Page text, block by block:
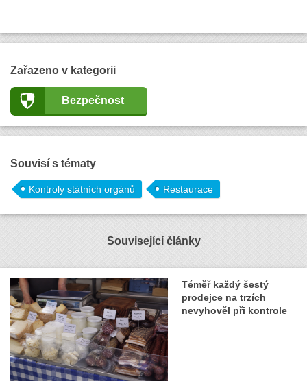
Zařazeno v kategorii
Bezpečnost
Souvisí s tématy
Kontroly státních orgánů Restaurace
Související články
Téměř každý šestý
prodejce na trzích
nevyhověl při kontrole